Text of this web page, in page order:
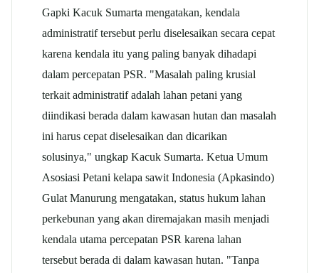
Gapki Kacuk Sumarta mengatakan, kendala
administratif tersebut perlu diselesaikan secara cepat
karena kendala itu yang paling banyak dihadapi
dalam percepatan PSR. "Masalah paling krusial
terkait administratif adalah lahan petani yang
diindikasi berada dalam kawasan hutan dan masalah
ini harus cepat diselesaikan dan dicarikan
solusinya," ungkap Kacuk Sumarta. Ketua Umum
Asosiasi Petani kelapa sawit Indonesia (Apkasindo)
Gulat Manurung mengatakan, status hukum lahan
perkebunan yang akan diremajakan masih menjadi
kendala utama percepatan PSR karena lahan
tersebut berada di dalam kawasan hutan. "Tanpa